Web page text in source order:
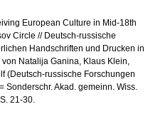
European Culture in Mid-18th
Circle // Deutsch-russische
Handschriften und Drucken in
Natalija Ganina, Klaus Klein,
(Deutsch-russische Forschungen
Sonderschr. Akad. gemeinn. Wiss.
21-30.